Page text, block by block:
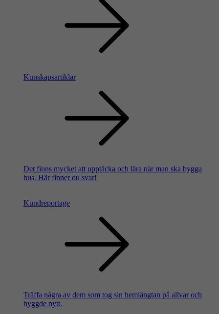
Kunskapsartiklar
Det finns mycket att upptäcka och lära när man ska bygga
hus. Här finner du svar!
Kundreportage
Träffa några av dem som tog sin hemlängtan på allvar och
byggde nytt.